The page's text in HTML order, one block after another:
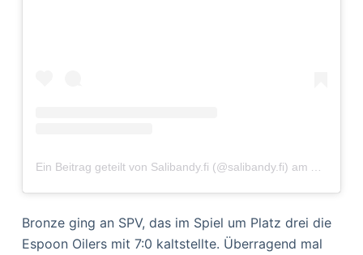
Ein Beitrag geteilt von Salibandy.fi (@salibandy.fi) am
Bronze ging an SPV, das im Spiel um Platz drei die
Espoon Oilers mit 7:0 kaltstellte. Überragend mal